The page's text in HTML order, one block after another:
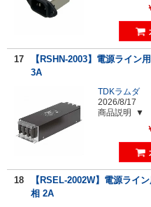
17
【RSHN-2003】電源ライン
3A
TDKラムダ
2026/8/17
商品説明
18
【RSEL-2002W】電源ライ
相 2A